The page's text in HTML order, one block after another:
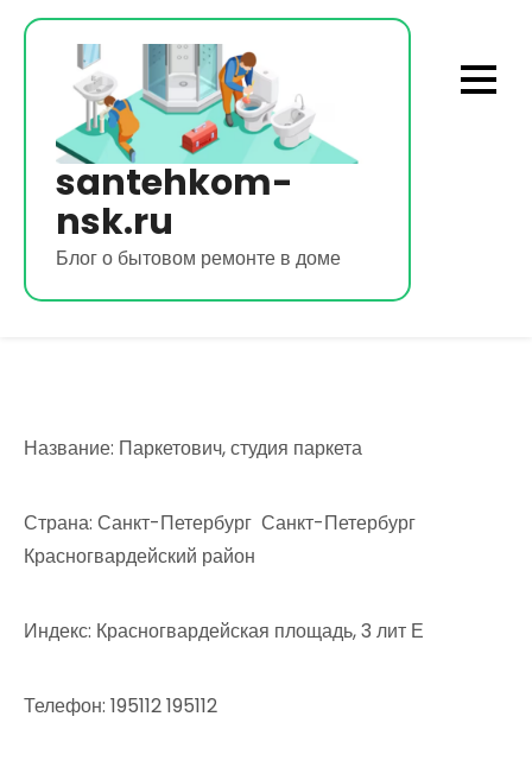
Перейти
содержимому
santehkom-
nsk.ru
Блог о бытовом ремонте в доме
Название: Паркетович, студия паркета
Страна: Санкт-Петербург Санкт-Петербург
Красногвардейский район
Индекс: Красногвардейская площадь, 3 лит Е
Телефон: 195112 195112